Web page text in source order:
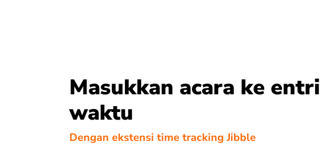
Masukkan acara ke entri
waktu
Dengan ekstensi time tracking Jibble